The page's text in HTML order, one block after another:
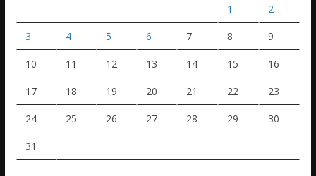
1 2
3 4 5 6 7 8 9
10 11 12 13 14 15 16
17 18 19 20 21 22 23
24 25 26 27 28 29 30
31